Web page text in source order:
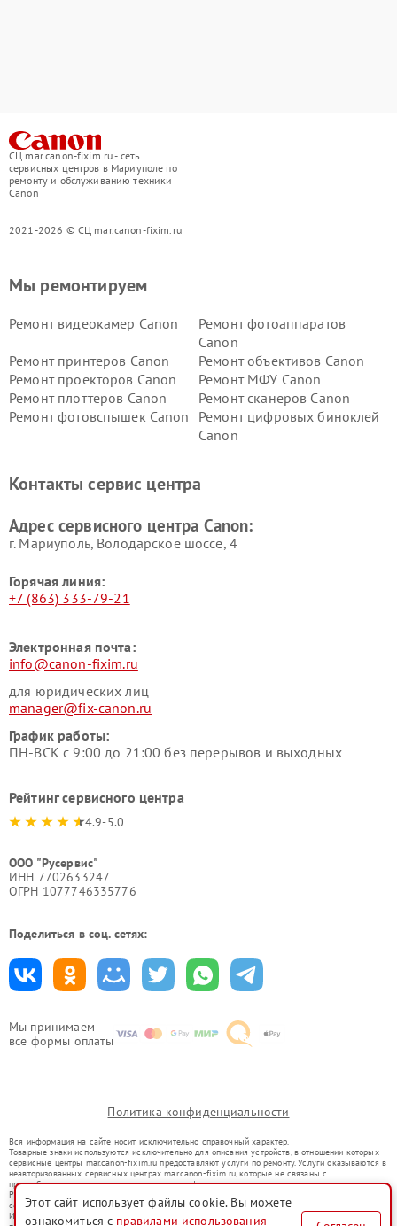
СЦ mar.canon-fixim.ru - сеть
сервисных центров в Мариуполе по
ремонту и обслуживанию техники
Canon
2021-2026 © СЦ mar.canon-fixim.ru
Мы принимаем
все формы оплаты
Мы ремонтируем
Ремонт видеокамер Canon
Ремонт фотоаппаратов
Canon
Ремонт принтеров Canon
Ремонт объективов Canon
Ремонт проекторов Canon
Ремонт МФУ Canon
Ремонт плоттеров Canon
Ремонт сканеров Canon
Ремонт фотовспышек Canon
Ремонт цифровых биноклей
Canon
Контакты сервис центра
Адрес сервисного центра Canon:
г. Мариуполь, Володарское шоссе, 4
Горячая линия:
+7 (863) 333-79-21
Электронная почта:
info@canon-fixim.ru
для юридических лиц
manager@fix-canon.ru
График работы:
ПН-ВСК с 9:00 до 21:00 без перерывов и выходных
Рейтинг сервисного центра
4.9-5.0
ООО "Русервис"
ИНН 7702633247
ОГРН 1077746335776
Поделиться в соц. сетях:
Политика конфиденциальности
Вся информация на сайте носит исключительно справочный характер.
Товарные знаки используются исключительно для описания устройств, в отношении которых
сервисные центры mar.canon-fixim.ru предоставляют услуги по ремонту. Услуги оказываются в
неавторизованных сервисных центрах mar.canon-fixim.ru, которые не связаны с
правообладателями товарных знаков или их официальными представителями.
Ремонт осуществляется для устройств, уже введенных в гражданский оборот в соответствии
со статьей 1487 ГК РФ.
Использование товарных знаков не преследует цели индивидуализации услуг или введения
Этот сайт использует файлы cookie. Вы можете
ознакомиться с правилами использования